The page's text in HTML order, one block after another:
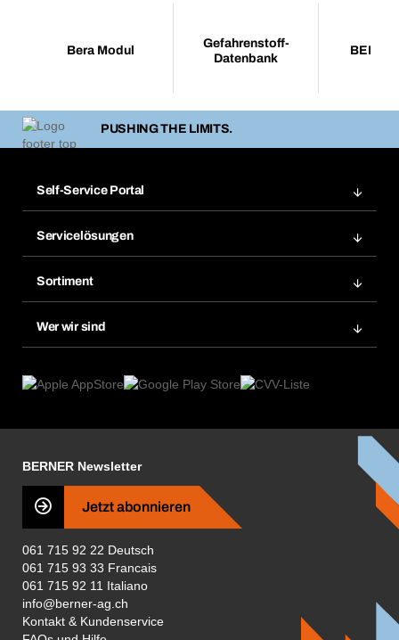
Bera Modul
Gefahrenstoff-
Datenbank
PUSHING THE LIMITS.
Self-Service Portal
Merklisten
Nachbestellung
Dauerauftrag
Servicelösungen
Gefahrenstoffdatenbank
eProcurement
Produktfinder
Sortiment
Wer wir sind
Was uns antreibt
Business Conduct
BERNER Newsletter
Jetzt abonnieren
061 715 92 22 Deutsch
061 715 93 33 Francais
061 715 92 11 Italiano
info@berner-ag.ch
Kontakt & Kundenservice